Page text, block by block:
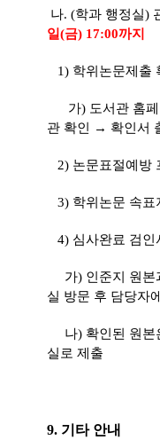
나. (학과 행정실)
일(금) 17:00까지
1) 학위논문제출
가) 도서관 홈페
관 확인 → 확인서
2) 논문표절예방
3) 학위논문 속표
4) 심사완료 검인
가) 인준지 원본
실 방문 후 담당자
나) 확인된 원본
실로 제출
9. 기타 안내